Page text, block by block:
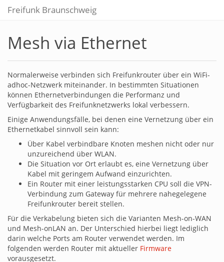
Freifunk Braunschweig
Mesh via Ethernet
Normalerweise verbinden sich Freifunkrouter über ein WiFi-
adhoc-Netzwerk miteinander. In bestimmten Situationen
können Ethernetverbindungen die Performanz und
Verfügbarkeit des Freifunknetzwerks lokal verbessern.
Einige Anwendungsfälle, bei denen eine Vernetzung über ein
Ethernetkabel sinnvoll sein kann:
Über Kabel verbindbare Knoten meshen nicht oder nur
unzureichend über WLAN.
Die Situation vor Ort erlaubt es, eine Vernetzung über
Kabel mit geringem Aufwand einzurichten.
Ein Router mit einer leistungsstarken CPU soll die VPN-
Verbindung zum Gateway für mehrere nahegelegene
Freifunkrouter bereit stellen.
Für die Verkabelung bieten sich die Varianten Mesh-on-WAN
und Mesh-onLAN an. Der Unterschied hierbei liegt lediglich
darin welche Ports am Router verwendet werden. Im
folgenden werden Router mit aktueller Firmware
vorausgesetzt.